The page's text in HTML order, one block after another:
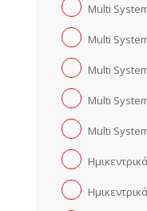
Multi
Multi
Multi
Multi
Multi